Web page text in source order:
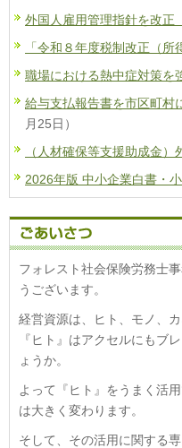
外国人雇用管理指針を改
「令和８年度税制改正（
職場における熱中症対策を
給与支払報告書を市区町村
月25日）
（人材確保等支援助成金
2026年版 中小企業白書・
フォレスト社会保険労務士
うございます。
経営資源は、ヒト、モノ、
『ヒト』はアクセルにもブ
ょうか。
よって『ヒト』をうまく活
は大きく変わります。
そして、その活用に関する